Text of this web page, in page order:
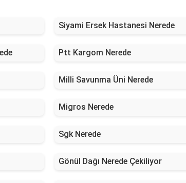
Siyami Ersek Hastanesi Nerede
Ptt Kargom Nerede
Milli Savunma Üni Nerede
Migros Nerede
Sgk Nerede
Gönül Dağı Nerede Çekiliyor